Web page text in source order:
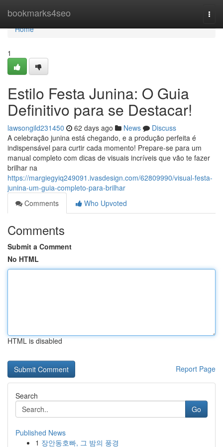
bookmarks4seo
Home
Home
1
Estilo Festa Junina: O Guia
Definitivo para se Destacar!
lawsongild231450 62 days ago News
Discuss
A celebração junina está chegando, e a produção perfeita é
indispensável para curtir cada momento! Prepare-se para um
manual completo com dicas de visuais incríveis que vão te fazer
brilhar na
https://margiegyiq249091.ivasdesign.com/62809990/visual-festa-
junina-um-guia-completo-para-brilhar
Comments
Who Upvoted
Comments
Submit a Comment
No HTML
HTML is disabled
Report Page
Search
Go
Published News
1 장안동호빠, 그 밤의 풍경